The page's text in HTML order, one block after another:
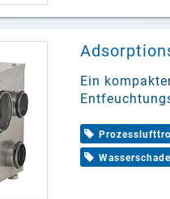
Ein